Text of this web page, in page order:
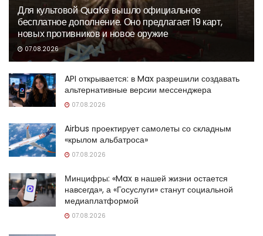
Для культовой Quake вышло официальное
бесплатное дополнение. Оно предлагает 19 карт,
новых противников и новое оружие
07.08.2026
API открывается: в Max разрешили создавать
альтернативные версии мессенджера
07.08.2026
Airbus проектирует самолеты со складным
«крылом альбатроса»
07.08.2026
Минцифры: «Max в нашей жизни остается
навсегда», а «Госуслуги» станут социальной
медиаплатформой
07.08.2026